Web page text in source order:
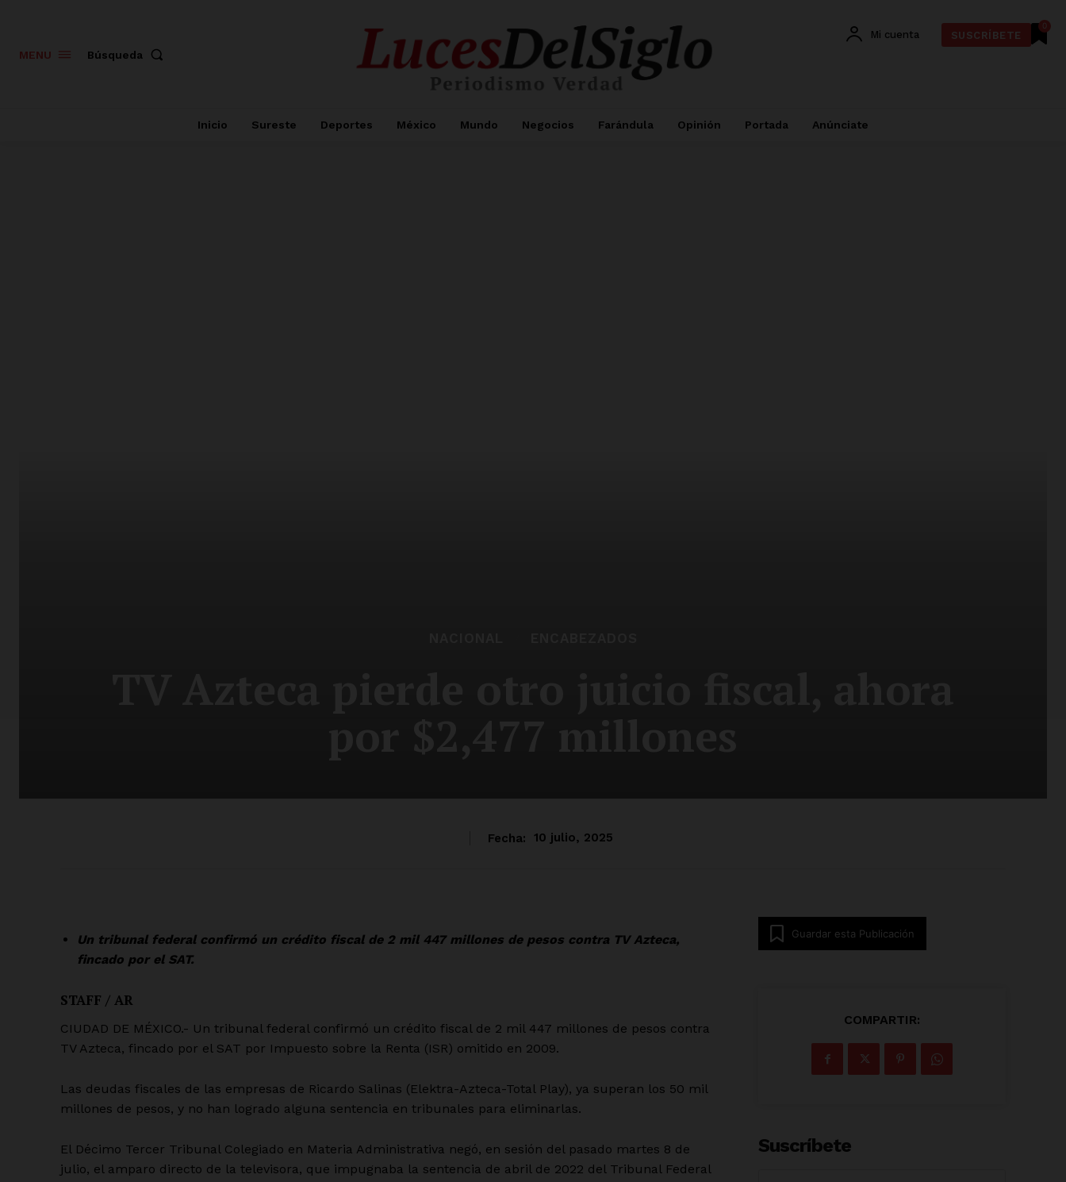
MENU Búsqueda
0
Mi cuenta SUSCRÍBETE
Inicio Sureste Deportes México Mundo Negocios Farándula Opinión Portada Anúnciate
Fecha: 10 julio, 2025
Un tribunal federal confirmó un crédito fiscal de 2 mil 447 millones de pesos contra TV Azteca,
fincado por el SAT.
STAFF / AR
CIUDAD DE MÉXICO.- Un tribunal federal confirmó un crédito fiscal de 2 mil 447 millones de pesos contra
TV Azteca, fincado por el SAT por Impuesto sobre la Renta (ISR) omitido en 2009.
Las deudas fiscales de las empresas de Ricardo Salinas (Elektra-Azteca-Total Play), ya superan los 50 mil
millones de pesos, y no han logrado alguna sentencia en tribunales para eliminarlas.
El Décimo Tercer Tribunal Colegiado en Materia Administrativa negó, en sesión del pasado martes 8 de
julio, el amparo directo de la televisora, que impugnaba la sentencia de abril de 2022 del Tribunal Federal
Guardar esta Publicación
COMPARTIR:
Suscríbete